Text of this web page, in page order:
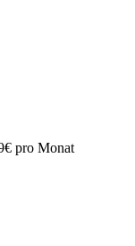
pro Monat